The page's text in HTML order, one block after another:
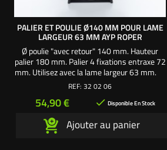
PALIER ET POULIE Ø140 MM POUR LAME
LARGEUR 63 MM AYP ROPER
Ø poulie "avec retour" 140 mm. Hauteur
palier 180 mm. Palier 4 fixations entraxe 72
mm. Utilisez avec la lame largeur 63 mm.
REF: 32 02 06
Prix
54,90 €  Disponible En Stock
Ajouter au panier